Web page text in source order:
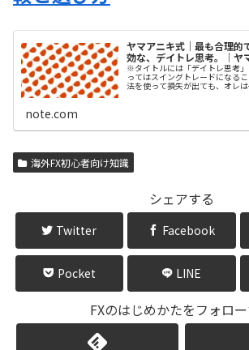
ヤマアニキ式｜最も合理的
効な、デイトレ思考。｜ヤ
※タイトルには「デイトレ思考
ってはスイングトレードになる
法を使って損失が出ても、オレ
note.com
海外FX初心者向け知識
シェアする
Twitter Facebook
Pocket LINE
FXのはじめかたをフォロ